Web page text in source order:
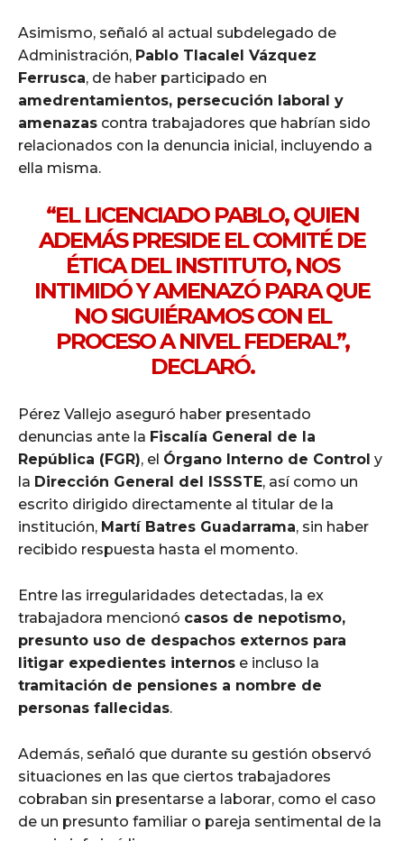
Asimismo, señaló al actual subdelegado de
Administración, Pablo Tlacalel Vázquez
Ferrusca, de haber participado en
amedrentamientos, persecución laboral y
amenazas contra trabajadores que habrían sido
relacionados con la denuncia inicial, incluyendo a
ella misma.
“EL LICENCIADO PABLO, QUIEN
ADEMÁS PRESIDE EL COMITÉ DE
ÉTICA DEL INSTITUTO, NOS
INTIMIDÓ Y AMENAZÓ PARA QUE
NO SIGUIÉRAMOS CON EL
PROCESO A NIVEL FEDERAL”,
DECLARÓ.
Pérez Vallejo aseguró haber presentado
denuncias ante la Fiscalía General de la
República (FGR), el Órgano Interno de Control y
la Dirección General del ISSSTE, así como un
escrito dirigido directamente al titular de la
institución, Martí Batres Guadarrama, sin haber
recibido respuesta hasta el momento.
Entre las irregularidades detectadas, la ex
trabajadora mencionó casos de nepotismo,
presunto uso de despachos externos para
litigar expedientes internos e incluso la
tramitación de pensiones a nombre de
personas fallecidas.
Además, señaló que durante su gestión observó
situaciones en las que ciertos trabajadores
cobraban sin presentarse a laborar, como el caso
de un presunto familiar o pareja sentimental de la